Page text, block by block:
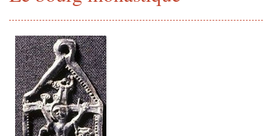
Fabrique de la flèche
Visites, activités
Pratique
Restauration